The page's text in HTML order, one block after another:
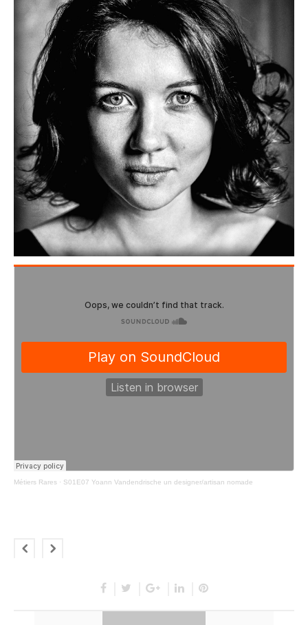
Métiers Rares · S01E07 Yoann Vandendrische un designer/artisan nomade